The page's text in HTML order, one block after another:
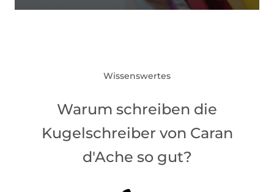
Wissenswertes
Warum schreiben die
Kugelschreiber von Caran
d'Ache so gut?